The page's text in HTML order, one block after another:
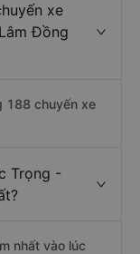
xe
Đồng
188 chuyến xe
Trọng -
nhất vào lúc